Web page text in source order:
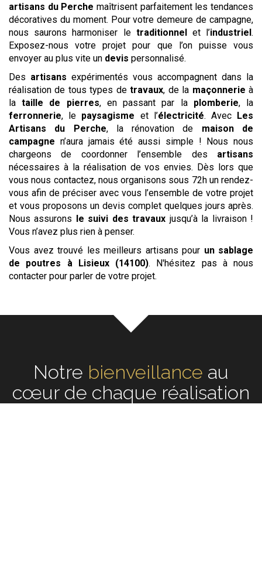
artisans du Perche maîtrisent parfaitement les tendances
décoratives du moment. Pour votre demeure de campagne,
nous saurons harmoniser le traditionnelet l’industriel.
Exposez-nous votre projet pour que l’on puisse vous
envoyer au plus vite un devis personnalisé.
Des artisans expérimentés vous accompagnent dans la
réalisation de tous types detravaux, de la maçonnerie à
lataille de pierres, en passant par la plomberie, la
ferronnerie, le paysagisme et l’électricité. Avec Les
Artisans du Perche, la rénovation de maison de
campagne n’aura jamais été aussi simple ! Nous nous
chargeons de coordonner l’ensemble des artisans
nécessaires à la réalisation de vos envies. Dès lors que
vous nous contactez, nous organisons sous 72h un rendez-
vous afin de préciser avec vous l’ensemble de votre projet
et vous proposons un devis complet quelques jours après.
Nous assurons le suivi des travaux jusqu’à la livraison !
Vous n’avez plus rien à penser.
Vous avez trouvé les meilleurs artisans pour un sablage
de poutres
à Lisieux (14100). N'hésitez pas à nous
contacter pour parler de votre projet.
Notreécouteau cœur de
chaque réalisation